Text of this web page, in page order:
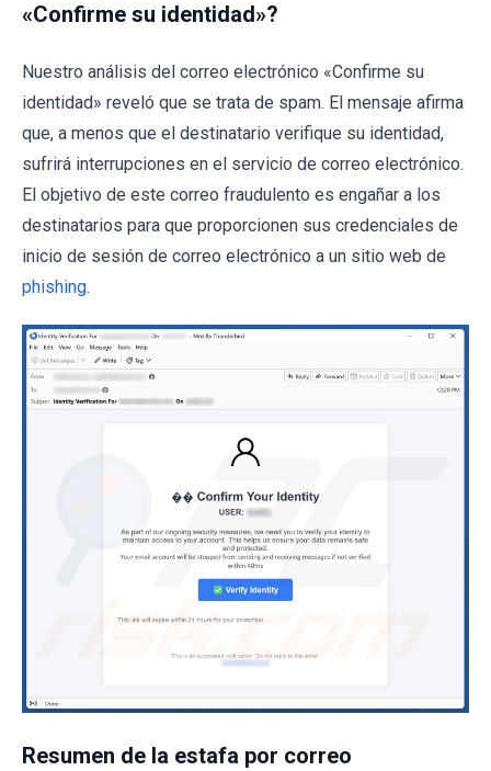
«Confirme su identidad»?
Nuestro análisis del correo electrónico «Confirme su
identidad» reveló que se trata de spam. El mensaje afirma
que, a menos que el destinatario verifique su identidad,
sufrirá interrupciones en el servicio de correo electrónico.
El objetivo de este correo fraudulento es engañar a los
destinatarios para que proporcionen sus credenciales de
inicio de sesión de correo electrónico a un sitio web de
phishing.
Resumen de la estafa por correo